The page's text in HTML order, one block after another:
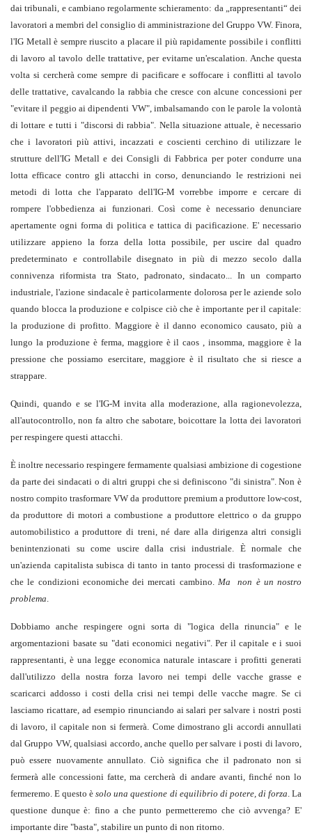
dai tribunali, e cambiano regolarmente schieramento: da „rappresentanti“ dei
lavoratori a membri del consiglio di amministrazione del Gruppo VW. Finora,
l'IG Metall è sempre riuscito a placare il più rapidamente possibile i conflitti
di lavoro al tavolo delle trattative, per evitarne un'escalation. Anche questa
volta si cercherà come sempre di pacificare e soffocare i conflitti al tavolo
delle trattative, cavalcando la rabbia che cresce con alcune concessioni per
"evitare il peggio ai dipendenti VW", imbalsamando con le parole la volontà
di lottare e tutti i "discorsi di rabbia". Nella situazione attuale, è necessario
che i lavoratori più attivi, incazzati e coscienti cerchino di utilizzare le
strutture dell'IG Metall e dei Consigli di Fabbrica per poter condurre una
lotta efficace contro gli attacchi in corso, denunciando le restrizioni nei
metodi di lotta che l'apparato dell'IG-M vorrebbe imporre e cercare di
rompere l'obbedienza ai funzionari. Così come è necessario denunciare
apertamente ogni forma di politica e tattica di pacificazione. E' necessario
utilizzare appieno la forza della lotta possibile, per uscire dal quadro
predeterminato e controllabile disegnato in più di mezzo secolo dalla
connivenza riformista tra Stato, padronato, sindacato... In un comparto
industriale, l'azione sindacale è particolarmente dolorosa per le aziende solo
quando blocca la produzione e colpisce ciò che è importante per il capitale:
la produzione di profitto. Maggiore è il danno economico causato, più a
lungo la produzione è ferma, maggiore è il caos , insomma, maggiore è la
pressione che possiamo esercitare, maggiore è il risultato che si riesce a
strappare.
Quindi, quando e se l'IG-M invita alla moderazione, alla ragionevolezza,
all'autocontrollo, non fa altro che sabotare, boicottare la lotta dei lavoratori
per respingere questi attacchi.
È inoltre necessario respingere fermamente qualsiasi ambizione di cogestione
da parte dei sindacati o di altri gruppi che si definiscono "di sinistra". Non è
nostro compito trasformare VW da produttore premium a produttore low-cost,
da produttore di motori a combustione a produttore elettrico o da gruppo
automobilistico a produttore di treni, né dare alla dirigenza altri consigli
benintenzionati su come uscire dalla crisi industriale. È normale che
un'azienda capitalista subisca di tanto in tanto processi di trasformazione e
che le condizioni economiche dei mercati cambino. Ma non è un nostro
problema.
Dobbiamo anche respingere ogni sorta di "logica della rinuncia" e le
argomentazioni basate su "dati economici negativi". Per il capitale e i suoi
rappresentanti, è una legge economica naturale intascare i profitti generati
dall'utilizzo della nostra forza lavoro nei tempi delle vacche grasse e
scaricarci addosso i costi della crisi nei tempi delle vacche magre. Se ci
lasciamo ricattare, ad esempio rinunciando ai salari per salvare i nostri posti
di lavoro, il capitale non si fermerà. Come dimostrano gli accordi annullati
dal Gruppo VW, qualsiasi accordo, anche quello per salvare i posti di lavoro,
può essere nuovamente annullato. Ciò significa che il padronato non si
fermerà alle concessioni fatte, ma cercherà di andare avanti, finché non lo
fermeremo. E questo èsolo una questione di equilibrio di potere, di forza. La
questione dunque è: fino a che punto permetteremo che ciò avvenga? E'
importante dire "basta", stabilire un punto di non ritorno.